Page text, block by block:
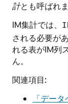
計とも呼ばれま
IM集計では、
される必要が
れる表がIM列
ん。
関連項目:
「デー